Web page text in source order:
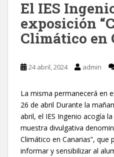
El IES
exposición
Climático en
24 abril, 2024 admin
La misma permanecerá en
26 de abril Durante la
abril, el IES Ingenio acogía
muestra divulgativa
Climático en Canarias”, que
informar y sensibilizar al